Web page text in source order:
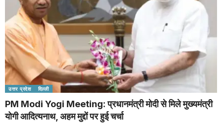
उत्तर प्रदेश दिल्ली
PM Modi Yogi Meeting: प्रधानमंत्री मोदी से मिले मुख्यमंत्री
योगी आदित्यनाथ, अहम मुद्दों पर हुई चर्चा